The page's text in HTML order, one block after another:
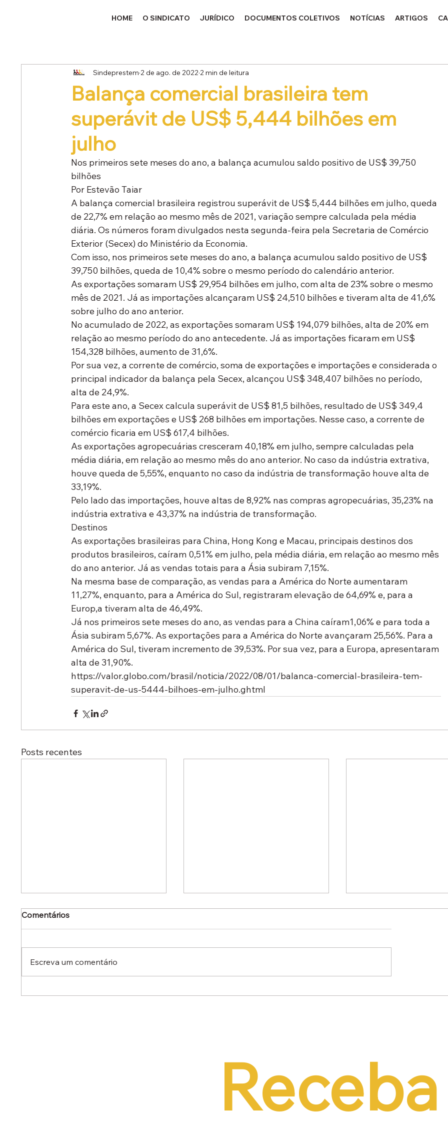
HOME O SINDICATO JURÍDICO DOCUMENTOS COLETIVOS NOTÍCIAS ARTIGOS
Balança comercial brasileira tem
superávit de US$ 5,444 bilhões em
julho
Sindeprestem 2 de ago. de 2022 2 min de leitura
Nos primeiros sete meses do ano, a balança acumulou saldo positivo de US$ 39,750
bilhões
Por Estevão Taiar
A balança comercial brasileira registrou superávit de US$ 5,444 bilhões em julho, queda
de 22,7% em relação ao mesmo mês de 2021, variação sempre calculada pela média
diária. Os números foram divulgados nesta segunda-feira pela Secretaria de Comércio
Exterior (Secex) do Ministério da Economia.
Com isso, nos primeiros sete meses do ano, a balança acumulou saldo positivo de US$
39,750 bilhões, queda de 10,4% sobre o mesmo período do calendário anterior.
As exportações somaram US$ 29,954 bilhões em julho, com alta de 23% sobre o mesmo
mês de 2021. Já as importações alcançaram US$ 24,510 bilhões e tiveram alta de 41,6%
sobre julho do ano anterior.
No acumulado de 2022, as exportações somaram US$ 194,079 bilhões, alta de 20% em
relação ao mesmo período do ano antecedente. Já as importações ficaram em US$
154,328 bilhões, aumento de 31,6%.
Por sua vez, a corrente de comércio, soma de exportações e importações e considerada o
principal indicador da balança pela Secex, alcançou US$ 348,407 bilhões no período,
alta de 24,9%.
Para este ano, a Secex calcula superávit de US$ 81,5 bilhões, resultado de US$ 349,4
bilhões em exportações e US$ 268 bilhões em importações. Nesse caso, a corrente de
comércio ficaria em US$ 617,4 bilhões.
As exportações agropecuárias cresceram 40,18% em julho, sempre calculadas pela
média diária, em relação ao mesmo mês do ano anterior. No caso da indústria extrativa,
houve queda de 5,55%, enquanto no caso da indústria de transformação houve alta de
33,19%.
Pelo lado das importações, houve altas de 8,92% nas compras agropecuárias, 35,23% na
indústria extrativa e 43,37% na indústria de transformação.
Destinos
As exportações brasileiras para China, Hong Kong e Macau, principais destinos dos
produtos brasileiros, caíram 0,51% em julho, pela média diária, em relação ao mesmo mês
do ano anterior. Já as vendas totais para a Ásia subiram 7,15%.
Na mesma base de comparação, as vendas para a América do Norte aumentaram
11,27%, enquanto, para a América do Sul, registraram elevação de 64,69% e, para a
Europ,a tiveram alta de 46,49%.
Já nos primeiros sete meses do ano, as vendas para a China caíram1,06% e para toda a
Ásia subiram 5,67%. As exportações para a América do Norte avançaram 25,56%. Para a
América do Sul, tiveram incremento de 39,53%. Por sua vez, para a Europa, apresentaram
alta de 31,90%.
https://valor.globo.com/brasil/noticia/2022/08/01/balanca-comercial-brasileira-tem-
superavit-de-us-5444-bilhoes-em-julho.ghtml
Posts recentes
Comentários
Escreva um comentário
Receba